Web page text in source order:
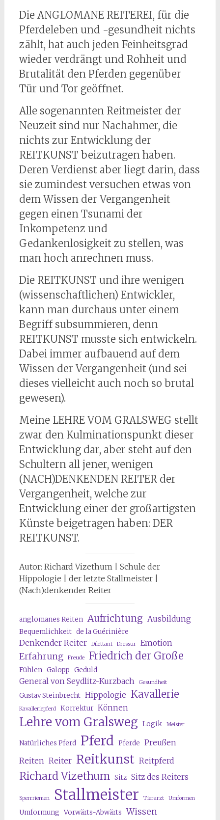
Die ANGLOMANE REITEREI, für die
Pferdeleben und -gesundheit nichts
zählt, hat auch jeden Feinheitsgrad
wieder verdrängt und Rohheit und
Brutalität den Pferden gegenüber
Tür und Tor geöffnet.
Alle sogenannten Reitmeister der
Neuzeit sind nur Nachahmer, die
nichts zur Entwicklung der
REITKUNST beizutragen haben.
Deren Verdienst aber liegt darin, dass
sie zumindest versuchen etwas von
dem Wissen der Vergangenheit
gegen einen Tsunami der
Inkompetenz und
Gedankenlosigkeit zu stellen, was
man hoch anrechnen muss.
Die REITKUNST und ihre wenigen
(wissenschaftlichen) Entwickler,
kann man durchaus unter einem
Begriff subsummieren, denn
REITKUNST musste sich entwickeln.
Dabei immer aufbauend auf dem
Wissen der Vergangenheit (und sei
dieses vielleicht auch noch so brutal
gewesen).
Meine LEHRE VOM GRALSWEG stellt
zwar den Kulminationspunkt dieser
Entwicklung dar, aber steht auf den
Schultern all jener, wenigen
(NACH)DENKENDEN REITER der
Vergangenheit, welche zur
Entwicklung einer der großartigsten
Künste beigetragen haben: DER
REITKUNST.
Autor: Richard Vizethum | Schule der
Hippologie | der letzte Stallmeister |
(Nach)denkender Reiter
anglomanes Reiten Aufrichtung Ausbildung
Bequemlichkeit de la Guérinière
Denkender Reiter Dilettant Dressur Emotion
Erfahrung Freude Friedrich der Große
Fühlen Galopp Geduld
General von Seydlitz-Kurzbach Gesundheit
Gustav Steinbrecht Hippologie Kavallerie
Kavalleriepferd Korrektur Können
Lehre vom Gralsweg Logik Meister
Natürliches Pferd Pferd Pferde Preußen
Reiten Reiter Reitkunst Reitpferd
Richard Vizethum Sitz Sitz des Reiters
Sperrriemen Stallmeister Tierarzt Umformen
Umformung Vorwärts-Abwärts Wissen